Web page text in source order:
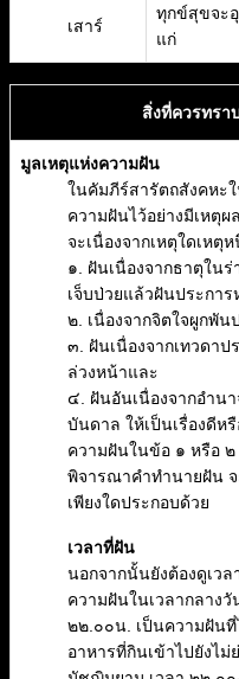
เสาร์
ทุกข์สุขจะ
แก่
สิ่งที่ควรทรา
มูลเหตุแห่งความฝัน
ในคัมภีร์สารัตถสังคหะ
ความฝันไว้อย่างมีเหตุ
จะเนื่องจากเหตุใดเหตุ
๑. ฝันเนื่องจากธาตุใน
เจ็บป่วยแล้วฝันประการ
๒. เนื่องจากจิตใจผูกพั
๓. ฝันเนื่องจากเทวดา
ล่วงหน้าและ
๔. ฝันอันเนื่องจากอำน
บันดาล ให้เป็นเรื่องดีหรื
ความฝันในข้อ ๑ หรือ
พิจารณาคำทำนายฝัน จ
เพียงใดประกอบด้วย
เวลาที่ฝัน
นอกจากนั้นยังต้องดูเว
ความฝันในเวลากลาง
๒๒.๐๐น. เป็นความฝันที่
อาหารที่กินเข้าไปยังไ